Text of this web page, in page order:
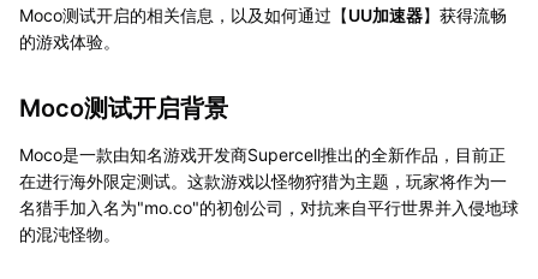
Moco测试开启的相关信息，以及如何通过【UU加速器】获得流畅
的游戏体验。
Moco测试开启背景
Moco是一款由知名游戏开发商Supercell推出的全新作品，目前正
在进行海外限定测试。这款游戏以怪物狩猎为主题，玩家将作为一
名猎手加入名为"mo.co"的初创公司，对抗来自平行世界并入侵地球
的混沌怪物。